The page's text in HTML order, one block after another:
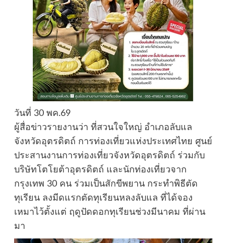
วันที่ 30 พค.69
ผู้สื่อข่าวรายงานว่า ที่สวนใจใหญ่ อำเภอลับแล
จังหวัดอุตรดิตถ์ การท่องเที่ยวแห่งประเทศไทย ศูนย์
ประสานงานการท่องเที่ยวจังหวัดอุตรดิตถ์ ร่วมกับ
บริษัทโตโยต้าอุตรดิตถ์ และนักท่องเที่ยวจาก
กรุงเทพ 30 คน ร่วมเป็นสักขีพยาน กระทำพิธีตัด
ทุเรียน ลงมีดแรกตัดทุเรียนหลงลับแล ที่ได้จอง
เหมาไว้ตั้งแต่ ฤดูปัดดอกทุเรียนช่วงมีนาคม ที่ผ่าน
มา